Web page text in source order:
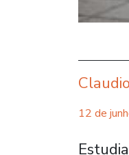
12 de